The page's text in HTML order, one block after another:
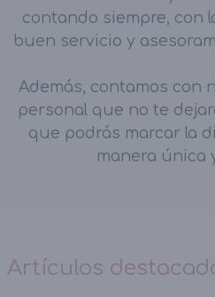
contando siempre, con
buen servicio y
Además, contamos con
personal que no te
que podrás marcar la
manera única
Artículos